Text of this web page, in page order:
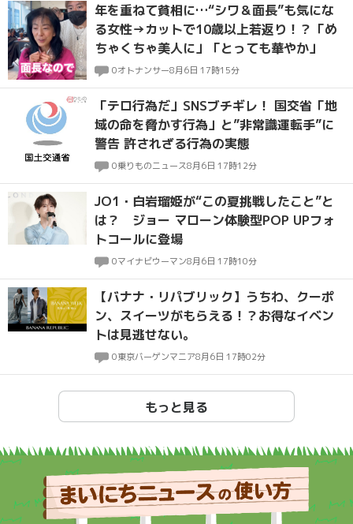
年を重ねて貧相に…“シワ＆面長”も気にな
る女性→カットで10歳以上若返り！？「め
ちゃくちゃ美人に」「とっても華やか」
0オトナンサー8月6日 17時15分
「テロ行為だ」SNSブチギレ！ 国交省「地
域の命を脅かす行為」と”非常識運転手”に
警告 許されざる行為の実態
0乗りものニュース8月6日 17時12分
JO1・白岩瑠姫が“この夏挑戦したこと”と
は？ ジョー マローン体験型POP UPフォ
トコールに登場
0マイナビウーマン8月6日 17時10分
【バナナ・リパブリック】うちわ、クーポ
ン、スイーツがもらえる！？お得なイベン
トは見逃せない。
0東京バーゲンマニア8月6日 17時02分
もっと見る